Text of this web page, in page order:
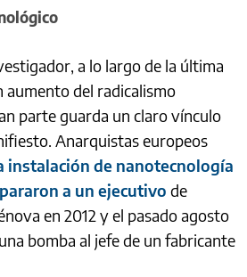
a lo largo de la última
aumento del radicalismo
parte guarda un claro vínculo
Anarquistas europeos
instalación de nanotecnología
a un ejecutivo de
en 2012 y el pasado agosto
bomba al jefe de un fabricante